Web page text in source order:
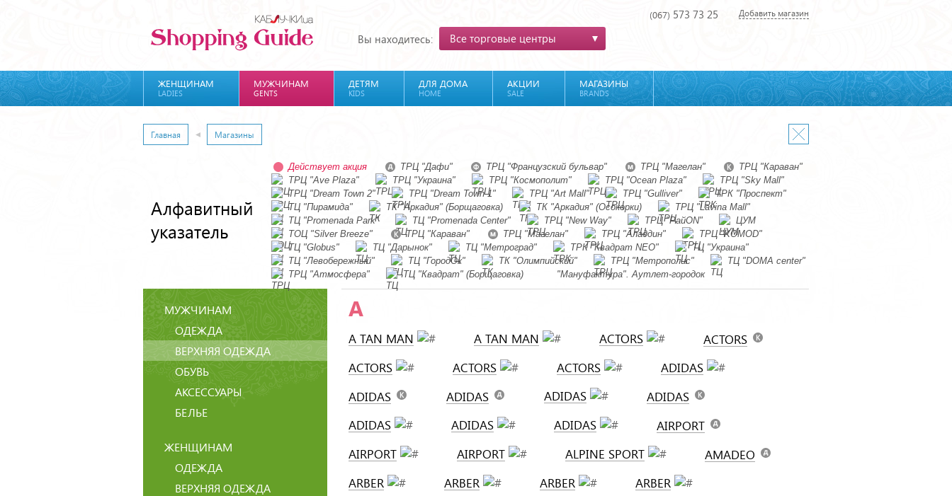
Вы находитесь: Все торговые центры
(067) 573 73 25 Добавить магазин
ЖЕНЩИНАМ
LADIES
МУЖЧИНАМ
GENTS
ДЕТЯМ
KIDS
ДЛЯ ДОМА
HOME
АКЦИИ
SALE
МАГАЗИНЫ
BRANDS
Главная Магазины
Алфавитный
указатель
Действует акция ТРЦ "Дафи" ТРЦ "Французский бульвар" ТРЦ "Магелан"
ТРЦ "Караван"
ТРЦ "Ave Plaza"
ТРЦ "Украина" ТРЦ "Космополит" ТРЦ "Ocean Plaza"
ТРЦ "Sky Mall"
ТРЦ "Dream Town 2"
ТРЦ "Dream Town 1" ТРЦ "Art Mall" ТРЦ "Gulliver"
ТРК "Проспект"
ТЦ "Пирамида"
ТК "Аркадия" (Борщаговка) ТК "Аркадия" (Осокорки)
ТРЦ "Lavina Mall"
ТЦ "Promenada Park"
ТЦ "Promenada Center" ТРЦ "New Way" ТРЦ "РайON"
ЦУМ
ТОЦ "Silver Breeze"
ТРЦ "Караван" ТРЦ "Магелан" ТРЦ "Аладдин"
ТРЦ "KOMOD"
ТЦ "Globus"
ТЦ "Дарынок" ТЦ "Метроград" ТРК "Квадрат NEO"
ТЦ "Украина"
ТЦ "Левобережный"
ТЦ "ГородОк" ТК "Олимпийский" ТРЦ "Метрополис"
ТЦ "DOMA center"
ТРЦ "Атмосфера"
ТЦ "Квадрат" (Борщаговка) "Мануфактура". Аутлет-городок
МУЖЧИНАМ
ОДЕЖДА
ВЕРХНЯЯ ОДЕЖДА
ОБУВЬ
АКСЕССУАРЫ
БЕЛЬЕ
ЖЕНЩИНАМ
ОДЕЖДА
ВЕРХНЯЯ ОДЕЖДА
A
A TAN MAN A TAN MAN ACTORS
ACTORS
ACTORS
ACTORS ACTORS
ADIDAS
ADIDAS
ADIDAS ADIDAS
ADIDAS
ADIDAS
ADIDAS ADIDAS
AIRPORT
AIRPORT
AIRPORT ALPINE SPORT
AMADEO
ARBER
ARBER ARBER
ARBER